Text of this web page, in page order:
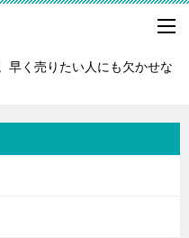
早く売りたい人にも欠かせな